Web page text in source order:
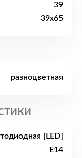
39
39x65
разноцветная
[LED]
E14